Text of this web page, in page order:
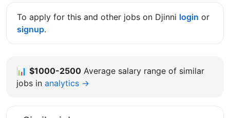
To apply for this and other jobs on Djinni login or
signup.
📊 $1000-2500 Average salary range of similar
jobs in analytics →